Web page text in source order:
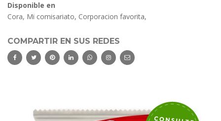
Disponible en
Cora, Mi comisariato, Corporacion favorita,
COMPARTIR EN SUS REDES